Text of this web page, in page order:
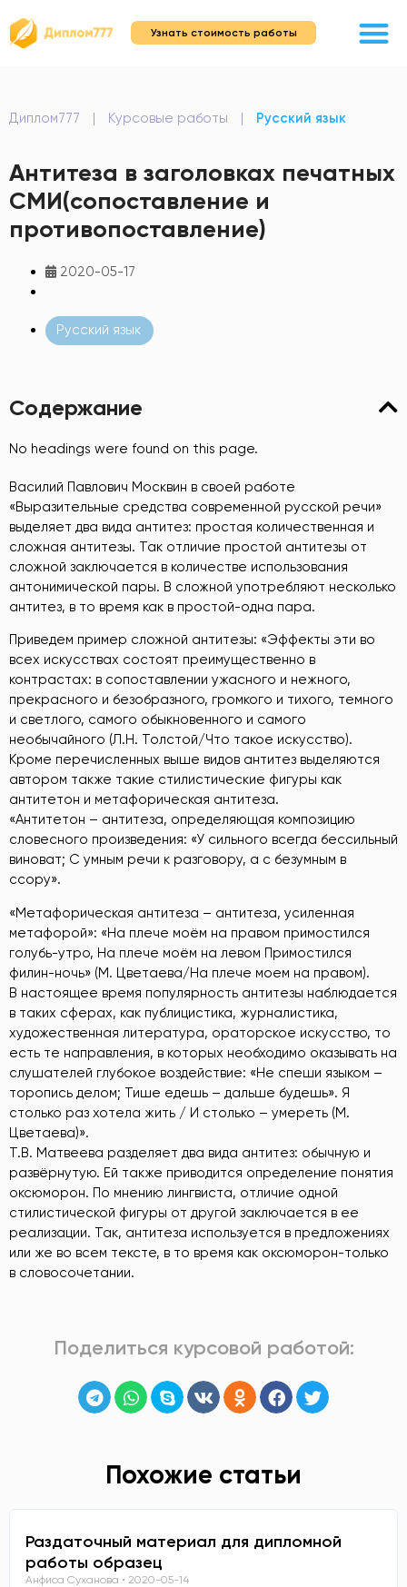
Узнать стоимость работы
Диплом777 | Курсовые работы | Русский язык
Антитеза в заголовках печатных
СМИ(сопоставление и
противопоставление)
2020-05-17
Русский язык
Содержание
No headings were found on this page.
Василий Павлович Москвин в своей работе
«Выразительные средства современной русской речи»
выделяет два вида антитез: простая количественная и
сложная антитезы. Так отличие простой антитезы от
сложной заключается в количестве использования
антонимической пары. В сложной употребляют несколько
антитез, в то время как в простой-одна пара.
Приведем пример сложной антитезы: «Эффекты эти во
всех искусствах состоят преимущественно в
контрастах: в сопоставлении ужасного и нежного,
прекрасного и безобразного, громкого и тихого, темного
и светлого, самого обыкновенного и самого
необычайного (Л.Н. Толстой/Что такое искусство).
Кроме перечисленных выше видов антитез выделяются
автором также такие стилистические фигуры как
антитетон и метафорическая антитеза.
«Антитетон – антитеза, определяющая композицию
словесного произведения: «У сильного всегда бессильный
виноват; С умным речи к разговору, а с безумным в
ссору».
«Метафорическая антитеза – антитеза, усиленная
метафорой»: «На плече моём на правом примостился
голубь-утро, На плече моём на левом Примостился
филин-ночь» (М. Цветаева/На плече моем на правом).
В настоящее время популярность антитезы наблюдается
в таких сферах, как публицистика, журналистика,
художественная литература, ораторское искусство, то
есть те направления, в которых необходимо оказывать на
слушателей глубокое воздействие: «Не спеши языком –
торопись делом; Тише едешь – дальше будешь». Я
столько раз хотела жить / И столько – умереть (М.
Цветаева)».
Т.В. Матвеева разделяет два вида антитез: обычную и
развёрнутую. Ей также приводится определение понятия
оксюморон. По мнению лингвиста, отличие одной
стилистической фигуры от другой заключается в ее
реализации. Так, антитеза используется в предложениях
или же во всем тексте, в то время как оксюморон-только
в словосочетании.
Поделиться курсовой работой:
Похожие статьи
Раздаточный материал для дипломной
работы образец
Анфиса Суханова 2020-05-14